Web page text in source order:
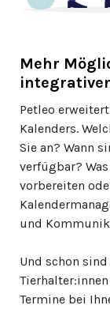
Mehr
Petleo
Kalenders.
Sie an? Wann
verfügbar?
vorbereiten
und
Und schon
Termine bei